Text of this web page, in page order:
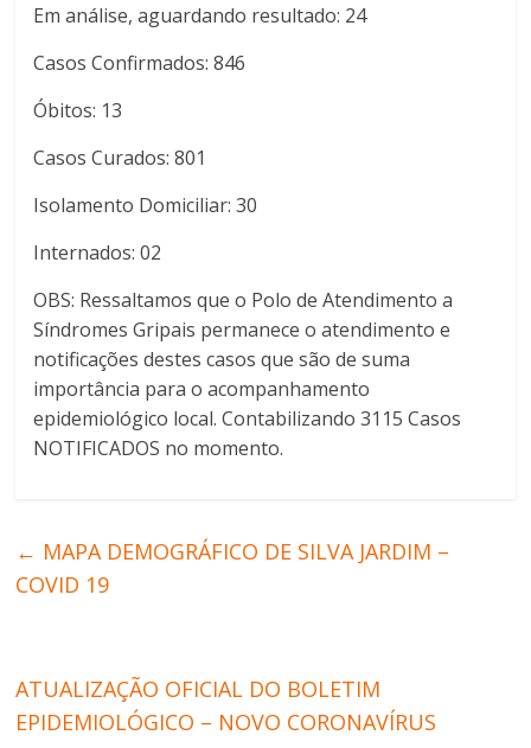
Em análise, aguardando resultado: 24
Casos Confirmados: 846
Óbitos: 13
Casos Curados: 801
Isolamento Domiciliar: 30
Internados: 02
OBS: Ressaltamos que o Polo de Atendimento a
Síndromes Gripais permanece o atendimento e
notificações destes casos que são de suma
importância para o acompanhamento
epidemiológico local. Contabilizando 3115 Casos
NOTIFICADOS no momento.
← MAPA DEMOGRÁFICO DE SILVA JARDIM –
COVID 19
ATUALIZAÇÃO OFICIAL DO BOLETIM
EPIDEMIOLÓGICO – NOVO CORONAVÍRUS